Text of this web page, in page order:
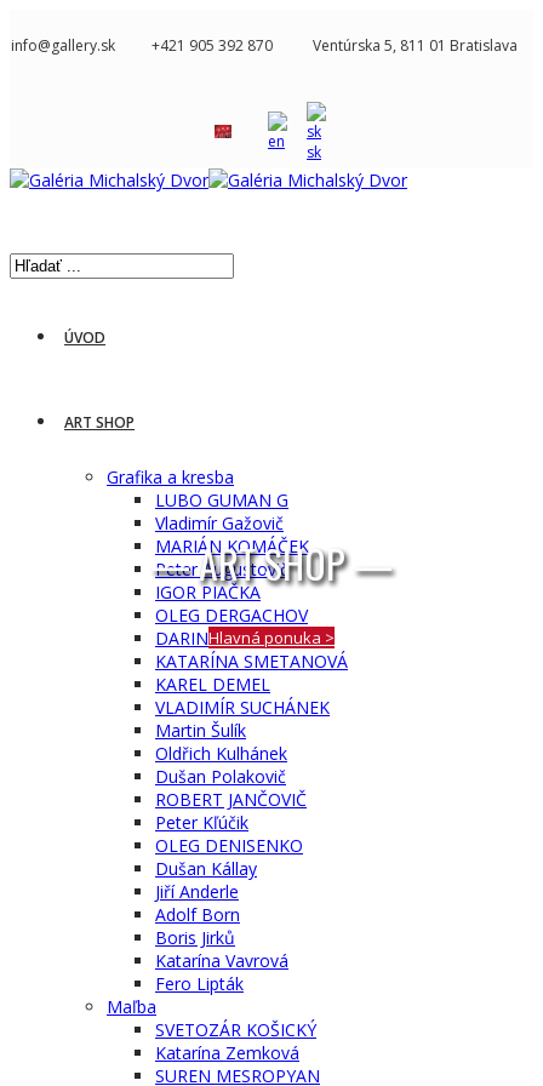
info@gallery.sk +421 905 392 870 Ventúrska 5, 811 01 Bratislava
ÚVOD
ART SHOP
Grafika a kresba
LUBO GUMAN G
Vladimír Gažovič
MARIÁN KOMÁČEK
Peter Augustovič
IGOR PIAČKA
OLEG DERGACHOV
DARINA BERKOVÁ
KATARÍNA SMETANOVÁ
KAREL DEMEL
VLADIMÍR SUCHÁNEK
Martin Šulík
Oldřich Kulhánek
Dušan Polakovič
ROBERT JANČOVIČ
Peter Kľúčik
OLEG DENISENKO
Dušan Kállay
Jiří Anderle
Adolf Born
Boris Jirků
Katarína Vavrová
Fero Lipták
Maľba
SVETOZÁR KOŠICKÝ
Katarína Zemková
SUREN MESROPYAN
— ART SHOP —
Hlavná ponuka >